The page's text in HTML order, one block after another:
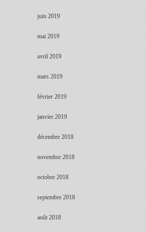
juin 2019
mai 2019
avril 2019
mars 2019
février 2019
janvier 2019
décembre 2018
novembre 2018
octobre 2018
septembre 2018
août 2018